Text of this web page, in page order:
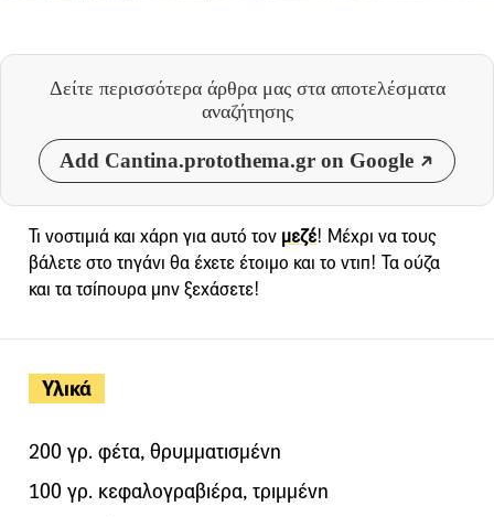
Δείτε περισσότερα άρθρα μας στα αποτελέσματα
αναζήτησης
Add Cantina.protothema.gr on Google
Υλικά
200 γρ. φέτα, θρυμματισμένη
100 γρ. κεφαλογραβιέρα, τριμμένη
Τι νοστιμιά και χάρη για αυτό τον μεζέ! Μέχρι να τους
βάλετε στο τηγάνι θα έχετε έτοιμο και το ντιπ! Τα ούζα
και τα τσίπουρα μην ξεχάσετε!